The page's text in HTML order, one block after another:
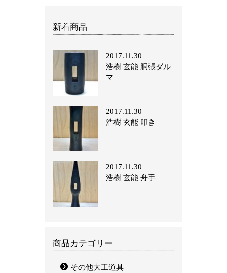
新着商品
2017.11.30
浩樹 玄能 胴張ダル
マ
2017.11.30
浩樹 玄能 叩き
2017.11.30
浩樹 玄能 舟手
商品カテゴリー
その他大工道具